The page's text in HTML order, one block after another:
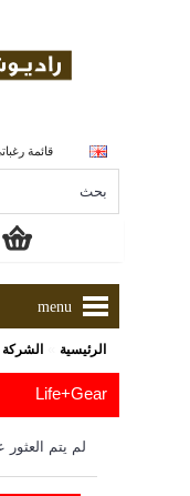
قائمة
menu
الرئيسية الشركة
Life+Gear
لم يتم